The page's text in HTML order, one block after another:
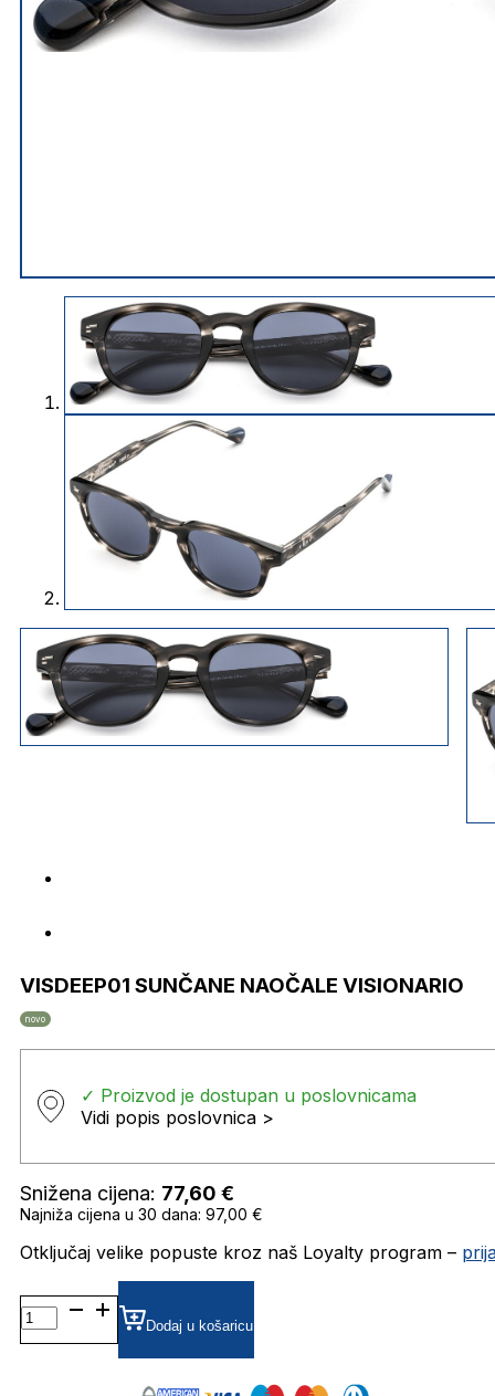
VISDEEP01 SUNČANE NAOČALE VISIONARIO
novo
✓ Proizvod je dostupan u poslovnicama
Vidi popis poslovnica >
Snižena cijena: 77,60 €
Najniža cijena u 30 dana: 97,00 €
Otključaj velike popuste kroz naš Loyalty program –
VISDEEP01 SUNČANE
NAOČALE
VISIONARIO
Dodaj u košaricu